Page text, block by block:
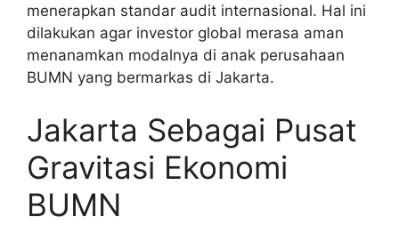
menerapkan standar audit internasional. Hal ini
dilakukan agar investor global merasa aman
menanamkan modalnya di anak perusahaan
BUMN yang bermarkas di Jakarta.
Jakarta Sebagai Pusat
Gravitasi Ekonomi
BUMN